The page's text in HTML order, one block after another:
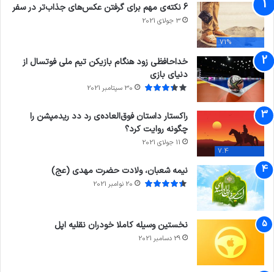
71%
6 نکته‌ی مهم برای گرفتن عکس‌های جذاب‌تر در سفر
3 جولای 2021
خداحافظی زود هنگام بازیکن تیم ملی فوتسال از
دنیای بازی
30 سپتامبر 2021
7.4
راکستار داستان فوق‌العاده‌ی رد دد ریدمپشن را
چگونه روایت کرد؟
11 جولای 2021
نیمه شعبان، ولادت حضرت مهدی (عج)
20 نوامبر 2021
نخستین وسیله کاملا خودران نقلیه اپل
29 دسامبر 2021